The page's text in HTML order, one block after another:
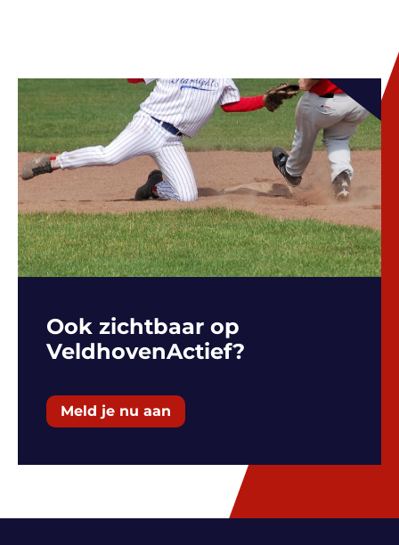
Ook zichtbaar op
VeldhovenActief?
Meld je nu aan